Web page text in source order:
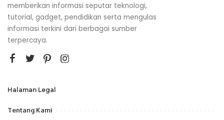
memberikan informasi seputar teknologi,
tutorial, gadget, pendidikan serta mengulas
informasi terkini dari berbagai sumber
terpercaya.
Halaman Legal
Tentang Kami